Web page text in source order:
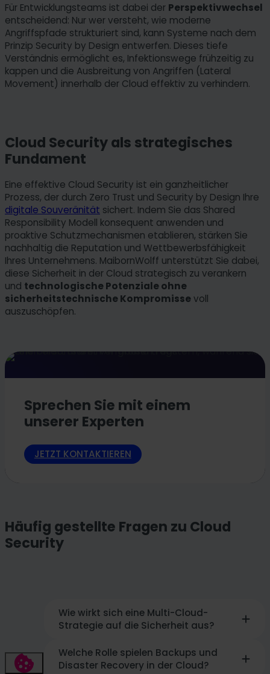
Für Entwicklungsteams ist dabei der Perspektivwechsel
entscheidend: Nur wer versteht, wie moderne
Angriffspfade strukturiert sind, kann Systeme nach dem
Prinzip Security by Design entwerfen. Dieses tiefe
Verständnis ermöglicht es, Infektionswege frühzeitig zu
kappen und die Ausbreitung von Angriffen (Lateral
Movement) innerhalb der Cloud effektiv zu verhindern.
Cloud Security als strategisches
Fundament
Eine effektive Cloud Security ist ein ganzheitlicher
Prozess, der durch Zero Trust und Security by Design Ihre
digitale Souveränität sichert. Indem Sie das Shared
Responsibility Modell konsequent anwenden und
proaktive Schutzmechanismen etablieren, stärken Sie
nachhaltig die Reputation und Wettbewerbsfähigkeit
Ihres Unternehmens. MaibornWolff unterstützt Sie dabei,
diese Sicherheit in der Cloud strategisch zu verankern
und technologische Potenziale ohne
sicherheitstechnische Kompromissevoll
auszuschöpfen.
Sprechen Sie mit einem
unserer Experten
JETZT KONTAKTIEREN
Häufig gestellte Fragen zu Cloud
Security
Wie wirkt sich eine Multi-Cloud-
Strategie auf die Sicherheit aus?
Die Nutzung mehrerer Cloud-Anbieter
(Multi-Cloud) oder hybrider Umgebungen
Welche Rolle spielen Backups und
Disaster Recovery in der Cloud?